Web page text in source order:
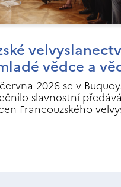
vědce a
2026 se v
slavnostní
Francouzského